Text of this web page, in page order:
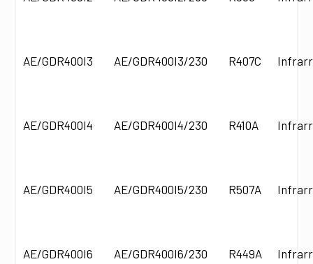
AE/GDR400I3 AE/GDR400I3/230 R407C
AE/GDR400I4 AE/GDR400I4/230 R410A
AE/GDR400I5 AE/GDR400I5/230 R507A
AE/GDR400I6 AE/GDR400I6/230 R449A